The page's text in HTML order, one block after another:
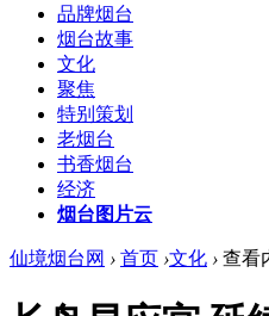
品牌烟台
烟台故事
文化
聚焦
特别策划
老烟台
书香烟台
经济
烟台图片云
仙境烟台网 › 首页 ›文化 › 查看